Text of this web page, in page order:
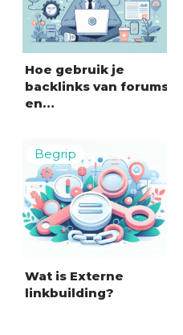
Hoe gebruik je
backlinks van forums
en…
Wat is Externe
linkbuilding?